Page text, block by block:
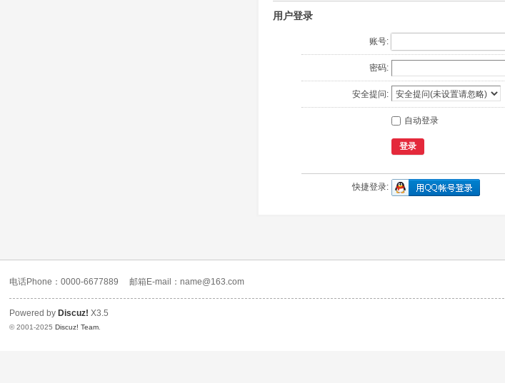
用户登录
账号:
密码:
安全提问:
自动登录
登录
快捷登录:
电话Phone：0000-6677889 邮箱E-mail：name@163.com
Powered by Discuz! X3.5
© 2001-2025Discuz! Team